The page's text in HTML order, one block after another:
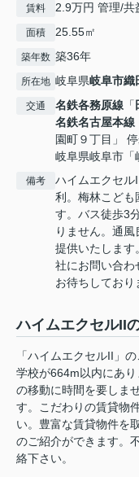
賃料 2.9万円 管理/共
面積 25.55㎡
築年数 築36年
所在地 岐阜県岐阜市織
交通 名鉄各務原線 「
名鉄名古屋本線
園町９丁目」
岐阜県岐阜市
備考
ハイムエクセル
利。梅林こども
す。バス徒歩3
りません。通
提供いたします
社にお問い合わ
お待ちしており
ハイムエクセルII
「ハイムエクセルII」
学校が664m以内にあ
の移動に時間を要しま
す。こだわりの賃貸物
い。豊富な賃貸物件を
のご紹介ができます。
絡下さい。